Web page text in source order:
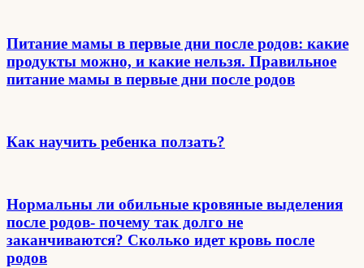
Питание мамы в первые дни после родов: какие
продукты можно, и какие нельзя. Правильное
питание мамы в первые дни после родов
Как научить ребенка ползать?
Нормальны ли обильные кровяные выделения
после родов- почему так долго не
заканчиваются? Сколько идет кровь после
родов